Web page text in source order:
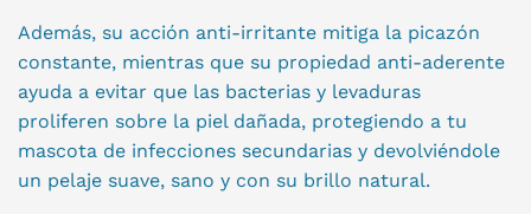
Además, su acción anti-irritante mitiga la picazón
constante, mientras que su propiedad anti-aderente
ayuda a evitar que las bacterias y levaduras
proliferen sobre la piel dañada, protegiendo a tu
mascota de infecciones secundarias y devolviéndole
un pelaje suave, sano y con su brillo natural.